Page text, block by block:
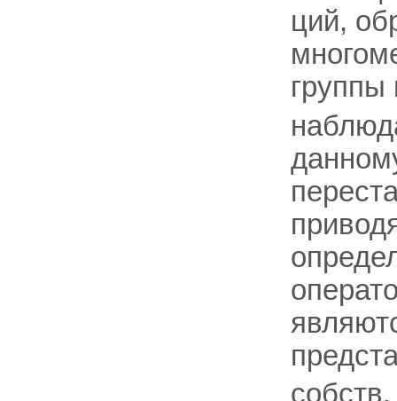
ций,
группы